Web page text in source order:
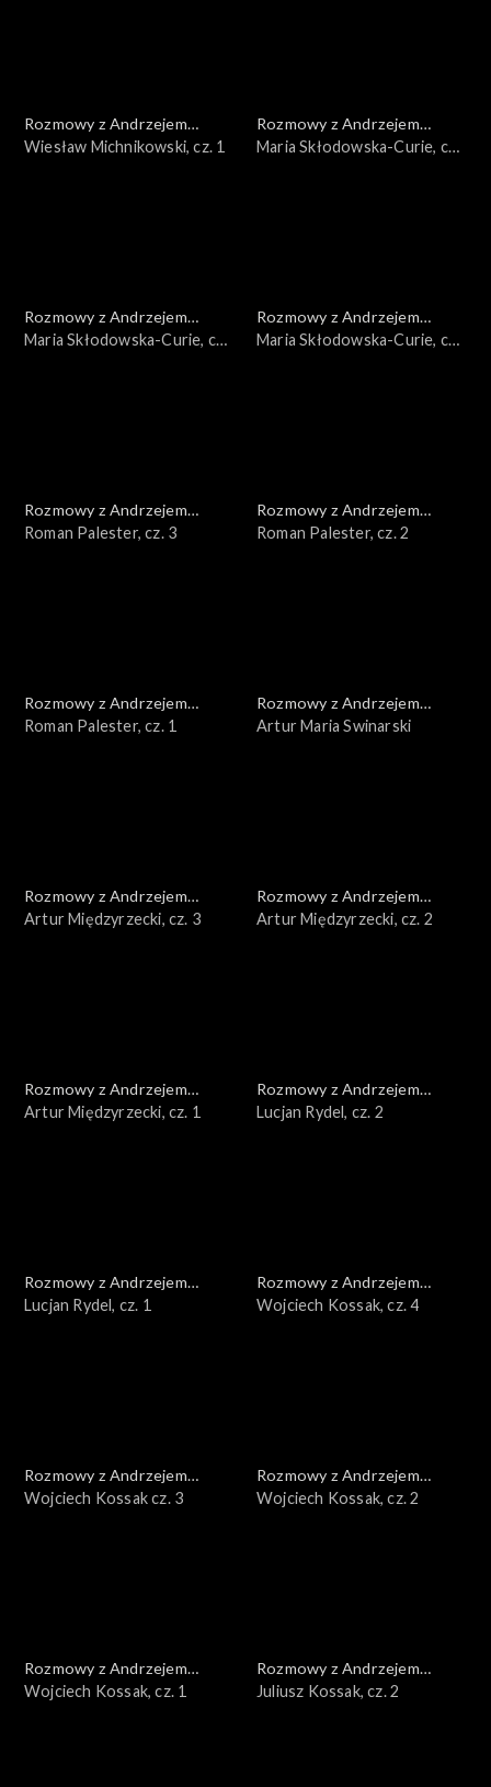
Rozmowy z Andrzejem
Doboszem
Wiesław Michnikowski, cz. 1
Rozmowy z Andrzejem
Doboszem
Maria Skłodowska-Curie, cz.
Rozmowy z Andrzejem
Doboszem
Maria Skłodowska-Curie, cz.
Rozmowy z Andrzejem
Doboszem
Maria Skłodowska-Curie, cz.
Rozmowy z Andrzejem
Doboszem
Roman Palester, cz. 3
Rozmowy z Andrzejem
Doboszem
Roman Palester, cz. 2
Rozmowy z Andrzejem
Doboszem
Roman Palester, cz. 1
Rozmowy z Andrzejem
Doboszem
Artur Maria Swinarski
Rozmowy z Andrzejem
Doboszem
Artur Międzyrzecki, cz. 3
Rozmowy z Andrzejem
Doboszem
Artur Międzyrzecki, cz. 2
Rozmowy z Andrzejem
Doboszem
Artur Międzyrzecki, cz. 1
Rozmowy z Andrzejem
Doboszem
Lucjan Rydel, cz. 2
Rozmowy z Andrzejem
Doboszem
Lucjan Rydel, cz. 1
Rozmowy z Andrzejem
Doboszem
Wojciech Kossak, cz. 4
Rozmowy z Andrzejem
Doboszem
Wojciech Kossak cz. 3
Rozmowy z Andrzejem
Doboszem
Wojciech Kossak, cz. 2
Rozmowy z Andrzejem
Doboszem
Wojciech Kossak, cz. 1
Rozmowy z Andrzejem
Doboszem
Juliusz Kossak, cz. 2